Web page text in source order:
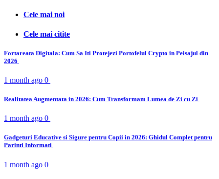
Cele mai noi
Cele mai citite
Fortareata Digitala: Cum Sa Iti Protejezi Portofelul Crypto in Peisajul din
2026
1 month ago 0
Realitatea Augmentata in 2026: Cum Transformam Lumea de Zi cu Zi
1 month ago 0
Gadgeturi Educative si Sigure pentru Copii in 2026: Ghidul Complet pentru
Parinti Informati
1 month ago 0